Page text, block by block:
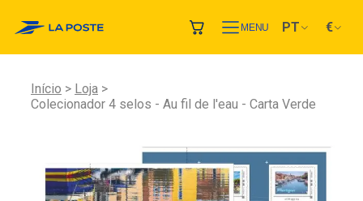
MENU PT €
Início
Loja
Colecionador 4 selos - Au fil de l'eau - Carta Verde